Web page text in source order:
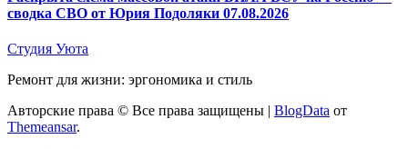
сводка СВО от Юрия Подоляки 07.08.2026
Студия Уюта
Ремонт для жизни: эргономика и стиль
Авторские права © Все права защищены | BlogData от
Themeansar.